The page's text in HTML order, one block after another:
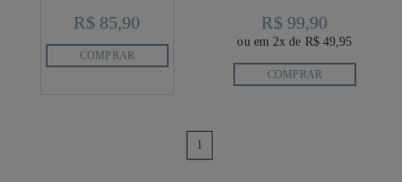
R$ 85,90
COMPRAR
R$ 99,90
ou em 2x de R$ 49,95
COMPRAR
1